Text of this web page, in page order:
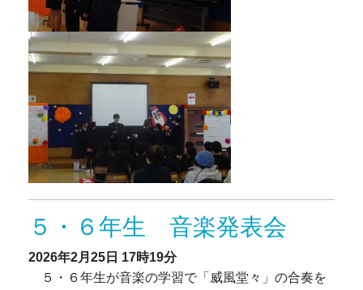
５・６年生 音楽発表会
2026年2月25日 17時19分
５・６年生が音楽の学習で「威風堂々」の合奏を